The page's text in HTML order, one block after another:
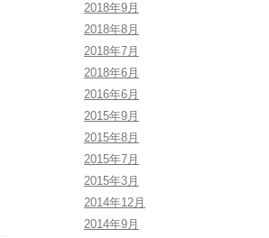
2018年9月
2018年8月
2018年7月
2018年6月
2016年6月
2015年9月
2015年8月
2015年7月
2015年3月
2014年12月
2014年9月